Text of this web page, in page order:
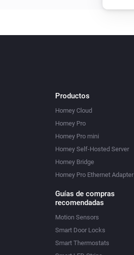
Productos
Homey Cloud
Homey Pro
Homey Pro mini
Homey Self-Hosted Server
Homey Bridge
Homey Pro Ethernet Adapter
Guías de compras
recomendadas
Motion Sensors
Smart Door Locks
Smart Thermostats